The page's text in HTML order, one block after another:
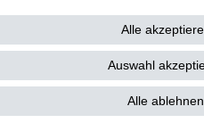
Alle
Auswahl
Alle ablehnen